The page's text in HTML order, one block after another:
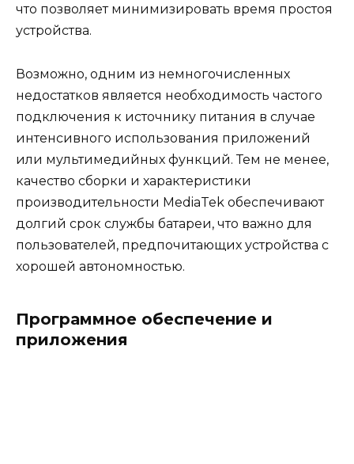
что позволяет минимизировать время простоя
устройства.
Возможно, одним из немногочисленных
недостатков является необходимость частого
подключения к источнику питания в случае
интенсивного использования приложений
или мультимедийных функций. Тем не менее,
качество сборки и характеристики
производительности MediaTek обеспечивают
долгий срок службы батареи, что важно для
пользователей, предпочитающих устройства с
хорошей автономностью.
Программное обеспечение и
приложения